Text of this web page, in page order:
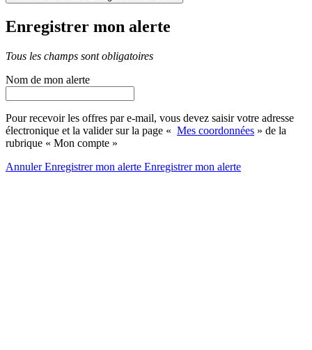
Enregistrer mon alerte
Tous les champs sont obligatoires
Nom de mon alerte
Pour recevoir les offres par e-mail, vous devez saisir votre adresse
électronique et la valider sur la page « Mes coordonnées » de la
rubrique « Mon compte »
AnnulerEnregistrer mon alerte Enregistrermon alerte